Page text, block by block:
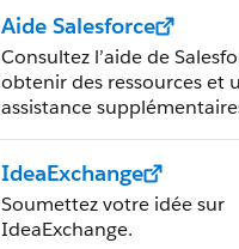
Aide Salesforce
Consultez l’aide de
obtenir des ressources et
assistance
IdeaExchange
Soumettez votre idée sur
IdeaExchange.